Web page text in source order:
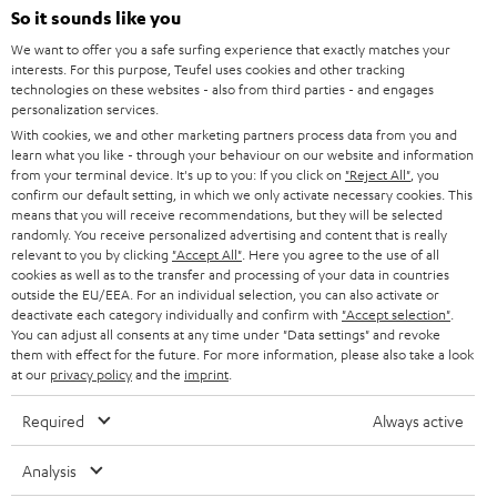
e
r
a
n
m
e
l
d
u
n
g
Kategorien
HEIMKINO
HEIMKINO-KOMPLETTANLAGEN
SOUNDBARS
STEREO
SMART HOME
BLUETOOTH-LAUTSPRECHER
KOPFHÖRER
Unternehmen
SUPPORT
KARRIERE
PRESSE & MARKETING
GESCHÄFTSKUNDEN
PARTNERPROGRAMM
Teufel Onlineshops
DEUTSCHLAND
ÖSTERREICH
SCHWEIZ
So it sounds like you
We want to offer you a safe surfing experience that exactly matches your
interests. For this purpose, Teufel uses cookies and other tracking
technologies on these websites - also from third parties - and engages
personalization services.
With cookies, we and other marketing partners process data from you and
learn what you like - through your behaviour on our website and information
from your terminal device. It's up to you: If you click on "Reject All" , you
confirm our default setting, in which we only activate necessary cookies. This
means that you will receive recommendations, but they will be selected
randomly. You receive personalized advertising and content that is really
relevant to you by clicking "Accept All" . Here you agree to the use of all
cookies as well as to the transfer and processing of your data in countries
outside the EU/EEA. For an individual selection, you can also activate or
deactivate each category individually and confirm with "Accept selection"
You can adjust all consents at any time under "Data settings" and revoke
them with effect for the future. For more information, please also take a look
at our privacy policyand the imprint
Required Always active
Analysis